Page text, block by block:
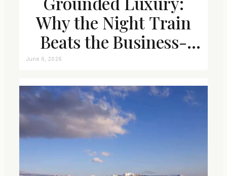
Why the Night Train
Beats the Business-
June 6, 2026